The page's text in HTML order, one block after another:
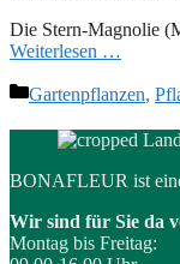
Die Stern-Magnolie
Weiterlesen …
Kategorien
Gartenpflanzen,
BONAFLEUR ist
Wir sind für Sie da
Montag bis Freitag: